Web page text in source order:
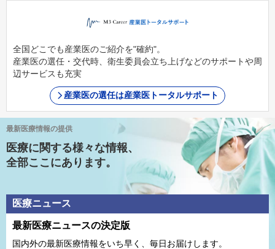
全国どこでも産業医のご紹介を"確約"。
産業医の選任・交代時、衛生委員会立ち上げなどのサポートや周
辺サービスも充実
産業医の選任は産業医トータルサポート
最新医療情報の提供
医療に関する様々な情報、
全部ここにあります。
医療ニュース
最新医療ニュースの決定版
国内外の最新医療情報をいち早く、毎日お届けします。